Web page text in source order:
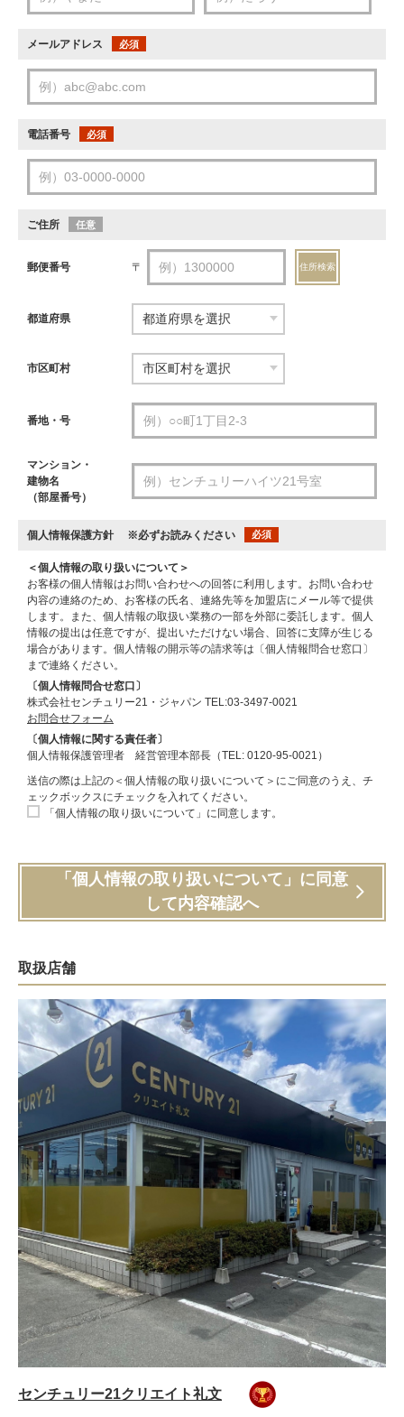
メールアドレス 必須
電話番号 必須
ご住所 任意
郵便番号 〒 住所検索
都道府県
市区町村
番地・号
マンション・
建物名
（部屋番号）
個人情報保護方針 ※必ずお読みください 必須
＜個人情報の取り扱いについて＞
お客様の個人情報はお問い合わせへの回答に利用します。お問い合わせ
内容の連絡のため、お客様の氏名、連絡先等を加盟店にメール等で提供
します。また、個人情報の取扱い業務の一部を外部に委託します。個人
情報の提出は任意ですが、提出いただけない場合、回答に支障が生じる
場合があります。個人情報の開示等の請求等は〔個人情報問合せ窓口〕
まで連絡ください。
〔個人情報問合せ窓口〕
株式会社センチュリー21・ジャパン TEL:03-3497-0021
お問合せフォーム
〔個人情報に関する責任者〕
個人情報保護管理者 経営管理本部長（TEL: 0120-95-0021）
送信の際は上記の＜個人情報の取り扱いについて＞にご同意のうえ、チ
ェックボックスにチェックを入れてください。
「個人情報の取り扱いについて」に同意します。
「個人情報の取り扱いについて」に同意
して内容確認へ
取扱店舗
センチュリー21クリエイト礼文